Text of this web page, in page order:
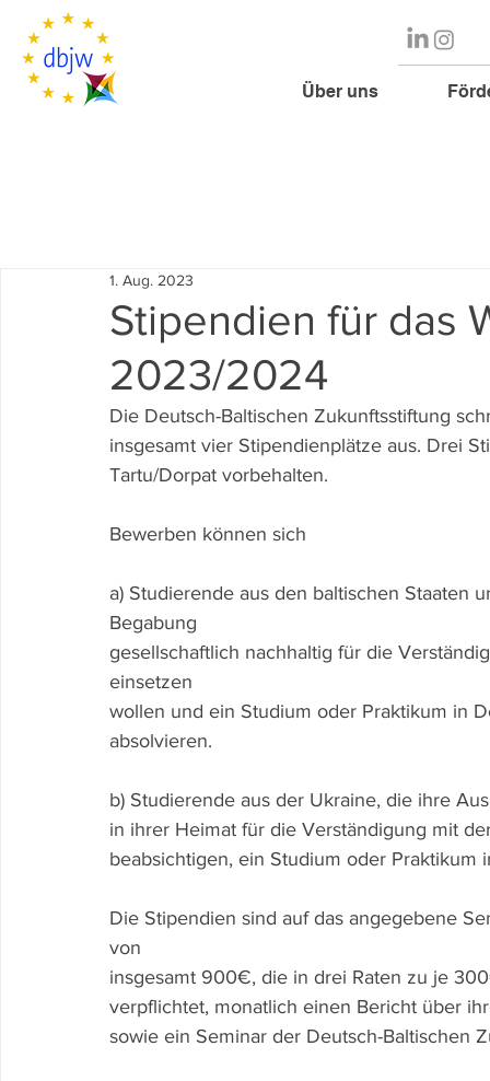
Über uns
Stipendien für das
2023/2024
1. Aug. 2023
Die Deutsch-Baltischen Zukunftsstiftung
insgesamt vier Stipendienplätze aus. Drei
Tartu/Dorpat vorbehalten.
Bewerben können sich
a) Studierende aus den baltischen Staaten
Begabung
gesellschaftlich nachhaltig für die
einsetzen
wollen und ein Studium oder Praktikum in
absolvieren.
b) Studierende aus der Ukraine, die ihre
in ihrer Heimat für die Verständigung mit
beabsichtigen, ein Studium oder Praktikum
Die Stipendien sind auf das angegebene
von
insgesamt 900€, die in drei Raten zu je
verpflichtet, monatlich einen Bericht über
sowie ein Seminar der Deutsch-Baltischen